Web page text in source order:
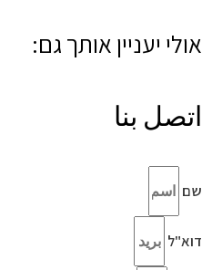
אולי יעניין אותך גם:
اتصل بنا
שם
דוא"ל